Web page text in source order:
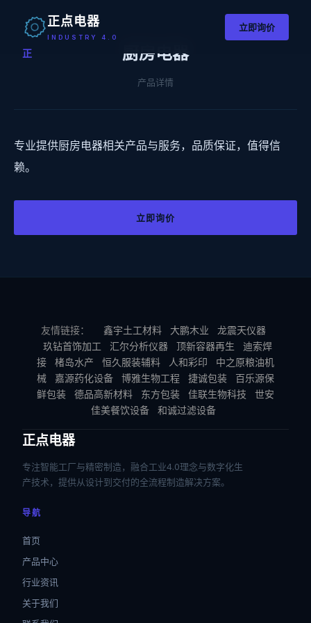
正
正点电器
INDUSTRY 4.0
立即询价
厨房电器
产品详情
专业提供厨房电器相关产品与服务，品质保证，值得信
赖。
立即询价
友情链接： 鑫宇土工材料 大鹏木业
龙震天仪器
玖钻首饰加工
汇尔分析仪器 顶新容器再生
迪索焊
接
楮岛水产 恒久服装辅料 人和彩印
中之原粮油机
械
嘉源药化设备 博雅生物工程 捷诚包装
百乐源保
鲜包装
德品高新材料 东方包装 佳联生物科技
世安
佳美餐饮设备
和诚过滤设备
正点电器
专注智能工厂与精密制造，融合工业4.0理念与数字化生
产技术，提供从设计到交付的全流程制造解决方案。
导航
首页
产品中心
行业资讯
关于我们